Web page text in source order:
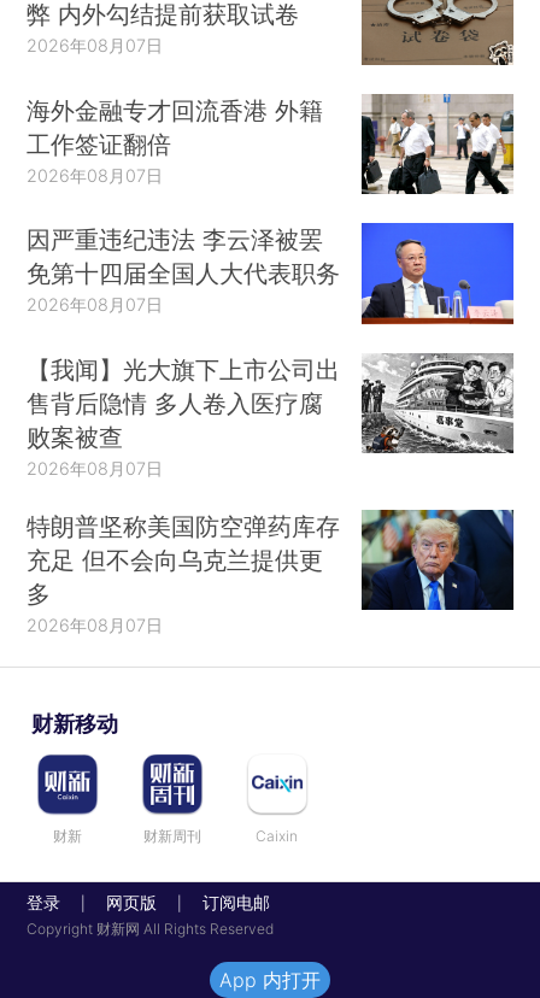
弊 内外勾结提前获取试卷
2026年08月07日
海外金融专才回流香港 外籍
工作签证翻倍
2026年08月07日
因严重违纪违法 李云泽被罢
免第十四届全国人大代表职务
2026年08月07日
【我闻】光大旗下上市公司出
售背后隐情 多人卷入医疗腐
败案被查
2026年08月07日
特朗普坚称美国防空弹药库存
充足 但不会向乌克兰提供更
多
2026年08月07日
财新移动
财新 财新周刊 Caixin
登录 网页版 订阅电邮
Copyright 财新网 All Rights Reserved
App 内打开